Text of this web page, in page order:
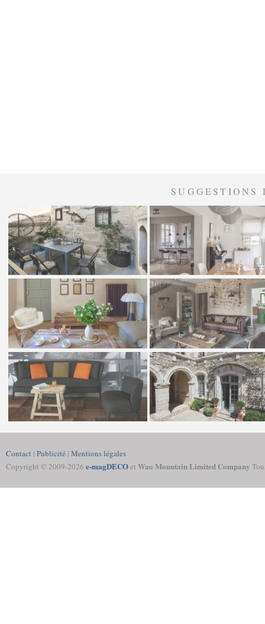
Contact | Publicité | Mentions légales
Copyright © 2009-2026 e-magDECOet Wao Mountain Limited Company